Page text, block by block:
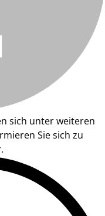
sich unter weiteren
Sie sich zu